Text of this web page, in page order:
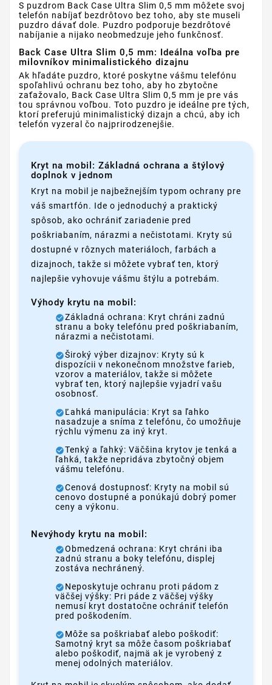
S puzdrom Back Case Ultra Slim 0,5 mm môžete svoj
telefón nabíjať bezdrôtovo bez toho, aby ste museli
puzdro dávať dole. Puzdro podporuje bezdrôtové
nabíjanie a nijako neobmedzuje jeho funkčnosť.
Back Case Ultra Slim 0,5 mm: Ideálna voľba pre
milovníkov minimalistického dizajnu
Ak hľadáte puzdro, ktoré poskytne vášmu telefónu
spoľahlivú ochranu bez toho, aby ho zbytočne
zaťažovalo, Back Case Ultra Slim 0,5 mm je pre vás
tou správnou voľbou. Toto puzdro je ideálne pre tých,
ktorí preferujú minimalistický dizajn a chcú, aby ich
telefón vyzeral čo najprirodzenejšie.
Kryt na mobil: Základná ochrana a štýlový
doplnok v jednom
Kryt na mobil je najbežnejším typom ochrany pre
váš smartfón. Ide o jednoduchý a praktický
spôsob, ako ochrániť zariadenie pred
poškriabaním, nárazmi a nečistotami. Kryty sú
dostupné v rôznych materiáloch, farbách a
dizajnoch, takže si môžete vybrať ten, ktorý
najlepšie vyhovuje vášmu štýlu a potrebám.
Výhody krytu na mobil:
Základná ochrana: Kryt chráni zadnú
stranu a boky telefónu pred poškriabaním,
nárazmi a nečistotami.
Široký výber dizajnov: Kryty sú k
dispozícii v nekonečnom množstve farieb,
vzorov a materiálov, takže si môžete
vybrať ten, ktorý najlepšie vyjadrí vašu
osobnosť.
Ľahká manipulácia: Kryt sa ľahko
nasadzuje a sníma z telefónu, čo umožňuje
rýchlu výmenu za iný kryt.
Tenký a ľahký: Väčšina krytov je tenká a
ľahká, takže nepridáva zbytočný objem
vášmu telefónu.
Cenová dostupnosť: Kryty na mobil sú
cenovo dostupné a ponúkajú dobrý pomer
ceny a výkonu.
Nevýhody krytu na mobil:
Obmedzená ochrana: Kryt chráni iba
zadnú stranu a boky telefónu, displej
zostáva nechránený.
Neposkytuje ochranu proti pádom z
väčšej výšky: Pri páde z väčšej výšky
nemusí kryt dostatočne ochrániť telefón
pred poškodením.
Môže sa poškriabať alebo poškodiť:
Samotný kryt sa môže časom poškriabať
alebo poškodiť, najmä ak je vyrobený z
menej odolných materiálov.